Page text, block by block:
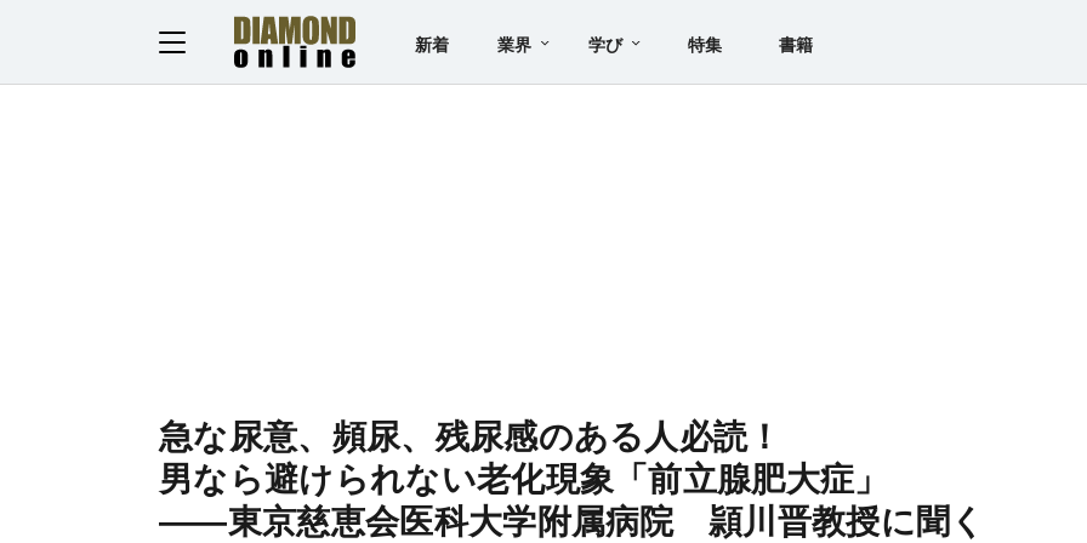
新着 業界 学び 特集 書籍
急な尿意、頻尿、残尿感のある人必読！
男なら避けられない老化現象「前立腺肥大症」
――東京慈恵会医科大学附属病院 頴川晋教授に聞く